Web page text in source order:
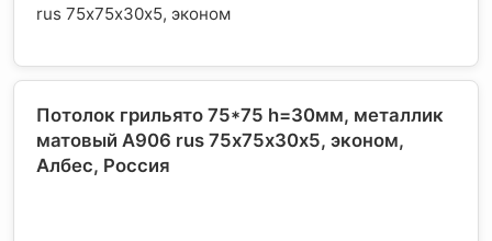
rus 75х75х30х5, эконом
Потолок грильято 75*75 h=30мм, металлик
матовый А906 rus 75х75х30х5, эконом,
Албес, Россия